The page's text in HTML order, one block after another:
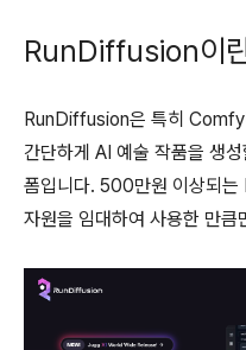
RunDiffusion이
RunDiffusion은 특히
간단하게 AI 예술 작품을 생
폼입니다. 500만원 이상되는
자원을 임대하여 사용한 만큼